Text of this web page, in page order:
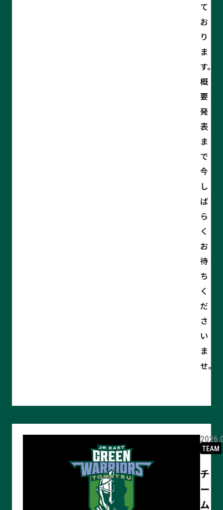
て
お
り
ま
す。
概
要
発
表
ま
で
今
し
ば
ら
く
お
待
ち
く
だ
さ
い
ま
せ。
TEAM
チ
ー
ム